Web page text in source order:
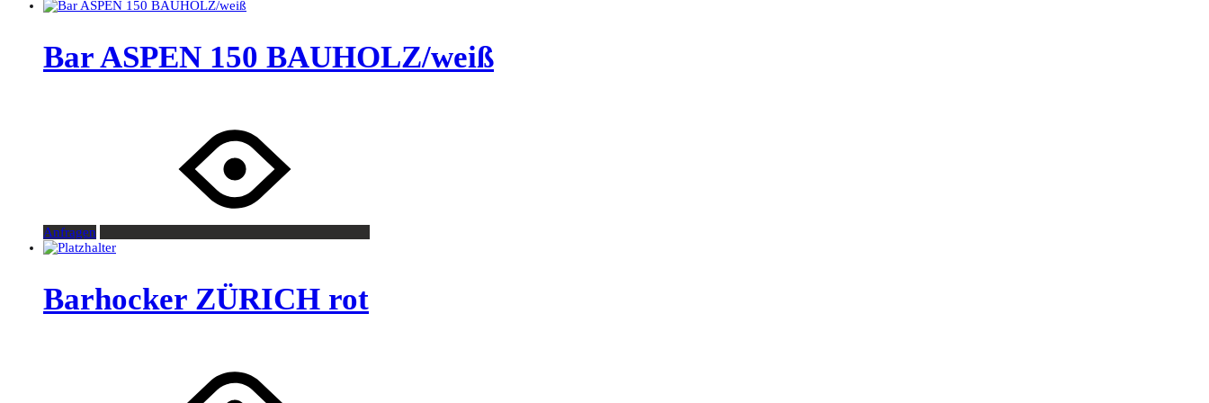
Bar ASPEN 150 BAUHOLZ/weiß
Anfragen
Barhocker ZÜRICH rot